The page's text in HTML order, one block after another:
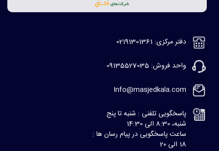
دفتر مرکزی: 02191301361
واحد فروش: 09135527035
Info@masjedkala.com
پاسخگویی تلفنی : شنبه تا پنج
شنبه، 8:30 الی 14:30
ساعت پاسخگویی در پیام رسان ها :
18 الی 20